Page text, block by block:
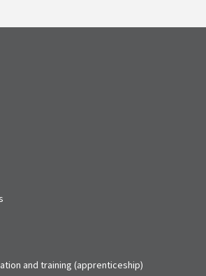
and training (apprenticeship)